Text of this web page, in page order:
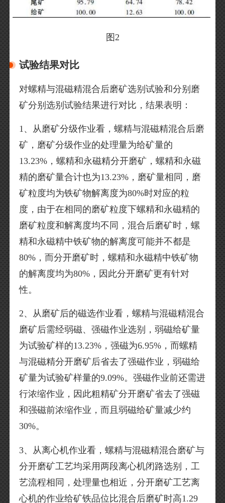
图2
试验结果对比
对螺精与混磁精混合后磨矿选别试验和分别磨
矿分别选别试验结果进行对比，结果表明：
1、从磨矿分级作业看，螺精与混磁精混合后磨
矿，磨矿分级作业的处理量为给矿量的
13.23%，螺精和永磁精分开磨矿，螺精和永磁
精的磨矿量合计也为13.23%，磨矿量相同，磨
矿粒度均为铁矿物解离度为80%时对应的粒
度，由于在相同的磨矿粒度下螺精和永磁精的
磨矿粒度和解离度均不同，混合后磨矿时，螺
精和永磁精中铁矿物的解离度可能并不都是
80%，而分开磨矿时，螺精和永磁精中铁矿物
的解离度均为80%，因此分开磨矿更有针对
性。
2、从磨矿后的磁选作业看，螺精与混磁精混合
磨矿后需经弱磁、强磁作业选别，弱磁给矿量
为试验矿样的13.23%，强磁为6.95%，而螺精
与混磁精分开磨矿后省去了强磁作业，弱磁给
矿量为试验矿样量的9.09%。强磁作业前还需进
行浓缩作业，因此粗精矿分开磨矿省去了强磁
和强磁前浓缩作业，而且弱磁给矿量减少约
30%。
3、从离心机作业看，螺精与混磁精混合磨矿与
分开磨矿工艺均采用两段离心机闭路选别，工
艺流程相同，处理量也相近，分开磨矿工艺离
心机的作业给矿铁品位比混合后磨矿时高1.29